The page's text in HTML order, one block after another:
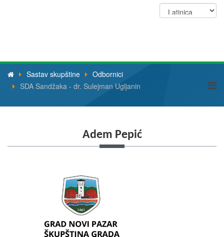
Sastav skupštine
Odbornici
SDA Sandžaka - dr. Sulejman Ugljanin
Adem Pepić